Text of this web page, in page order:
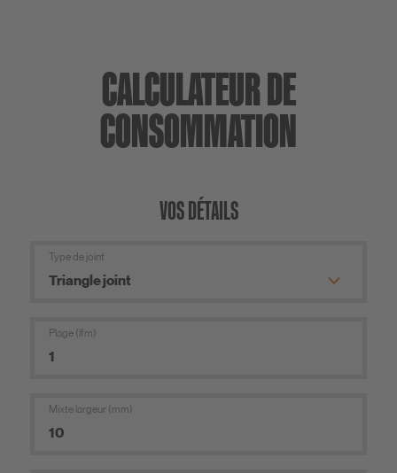
CALCULATEUR DE
CONSOMMATION
VOS DÉTAILS
Type de joint
Plage (lfm)
Mixte largeur (mm)